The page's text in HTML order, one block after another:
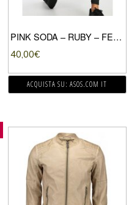
PINK SODA – RUBY – FELPA CON CAPPUCCIO CORTA BORDEAUX-NERO
40,00€
ACQUISTA SU: ASOS.COM IT